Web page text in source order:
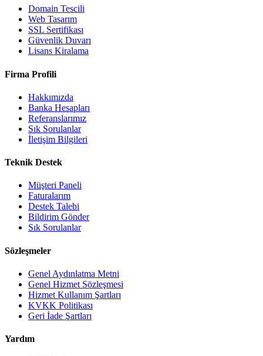
Domain Tescili
Web Tasarım
SSL Sertifikası
Güvenlik Duvarı
Lisans Kiralama
Firma Profili
Hakkımızda
Banka Hesapları
Referanslarımız
Sık Sorulanlar
İletişim Bilgileri
Teknik Destek
Müşteri Paneli
Faturalarım
Destek Talebi
Bildirim Gönder
Sık Sorulanlar
Sözleşmeler
Genel Aydınlatma Metni
Genel Hizmet Sözleşmesi
Hizmet Kullanım Şartları
KVKK Politikası
Geri İade Şartları
Yardım